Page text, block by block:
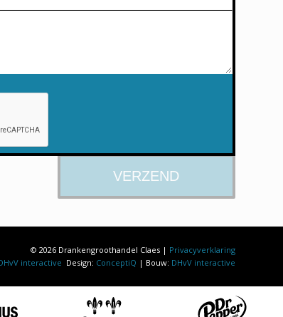
© 2026 Drankengroothandel Claes | Privacyverklaring
interactive Design: ConceptiQ | Bouw: DHvV interactive